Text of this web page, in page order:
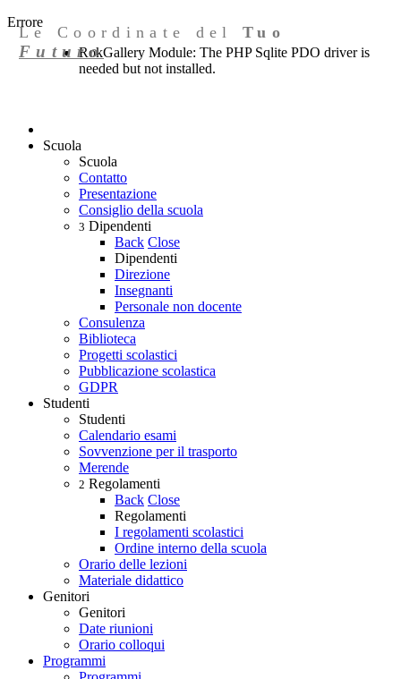
Errore
RokGallery Module: The PHP Sqlite PDO driver is
needed but not installed.
Le Coordinate delTuo
Futuro
Scuola
Scuola
Contatto
Presentazione
Consiglio della scuola
3 Dipendenti
Back Close
Dipendenti
Direzione
Insegnanti
Personale non docente
Consulenza
Biblioteca
Progetti scolastici
Pubblicazione scolastica
GDPR
Studenti
Studenti
Calendario esami
Sovvenzione per il trasporto
Merende
2 Regolamenti
Back Close
Regolamenti
I regolamenti scolastici
Ordine interno della scuola
Orario delle lezioni
Materiale didattico
Genitori
Genitori
Date riunioni
Orario colloqui
Programmi